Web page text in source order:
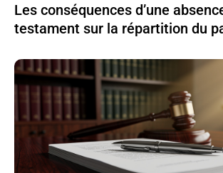
Les conséquences d’une
testament sur la répartition du